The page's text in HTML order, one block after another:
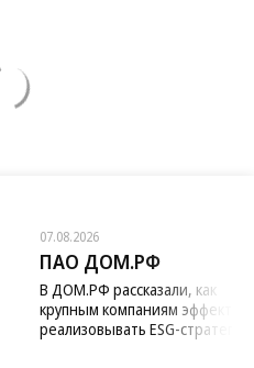
07.08.2026
ПАО ДОМ.РФ
В ДОМ.РФ рассказали, как
крупным компаниям
реализовывать ESG-стратегию